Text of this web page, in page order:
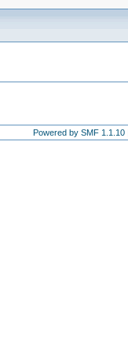
Powered by SMF 1.1.10